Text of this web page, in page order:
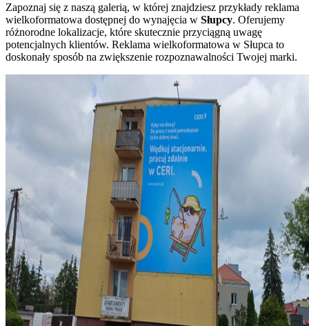
Zapoznaj się z naszą galerią, w której znajdziesz przykłady reklama
wielkoformatowa dostępnej do wynajęcia w Słupcy. Oferujemy
różnorodne lokalizacje, które skutecznie przyciągną uwagę
potencjalnych klientów. Reklama wielkoformatowa w Słupca to
doskonały sposób na zwiększenie rozpoznawalności Twojej marki.